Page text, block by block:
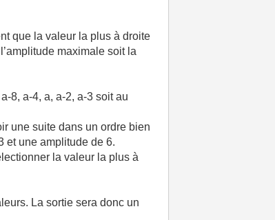
que la valeur la plus à droite
maximale soit la
8, a-4, a, a-2, a-3 soit au
une suite dans un ordre bien
et une amplitude de 6.
la valeur la plus à
La sortie sera donc un